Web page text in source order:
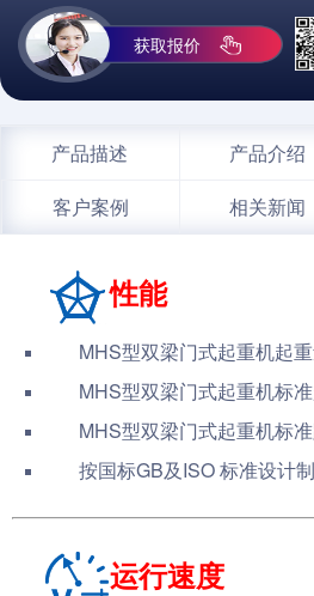
获取报价
产品描述 产品介绍
客户案例
相关新闻
性能
MHS型双梁门式起重机起
MHS型双梁门式起重机标
MHS型双梁门式起重机标
按国标GB及ISO 标准设计
运行速度